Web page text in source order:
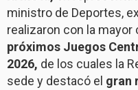
ministro de Deportes,
realizaron con la mayor
próximos Juegos
2026, de los cuales la
sede y destacó el gran